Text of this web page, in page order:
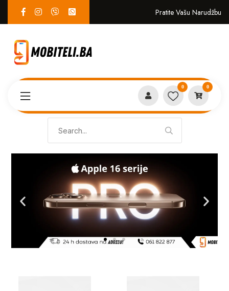
Pratite Vašu Narudžbu
0 0